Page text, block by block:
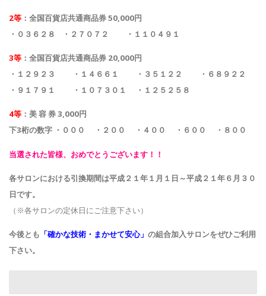
2等 ：全国百貨店共通商品券50,000円
・０３６２８ ・ ２７０７２ ・ １１０４９１
3等 ：全国百貨店共通商品券 20,000円
・１２９２３ ・ １４６６１ ・ ３５１２２ ・ ６８９２２
・９１７９１ ・ １０７３０１ ・ １２５２５８
4等 ：美容券3,000円
下3桁の数字 ・０００ ・２００ ・４００ ・６００ ・８００
当選された皆様、おめでとうございます！！
各サロンにおける引換期間は平成２１年１月１日～平成２１年６月３０
日です。
（※各サロンの定休日にご注意下さい）
今後とも 「確かな技術・まかせて安心」 の組合加入サロンをぜひご利用
下さい。